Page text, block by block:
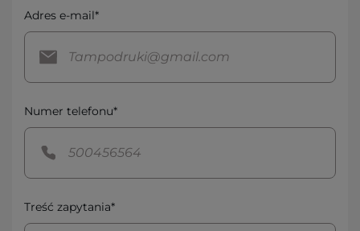
Adres e-mail*
Numer telefonu*
Treść zapytania*